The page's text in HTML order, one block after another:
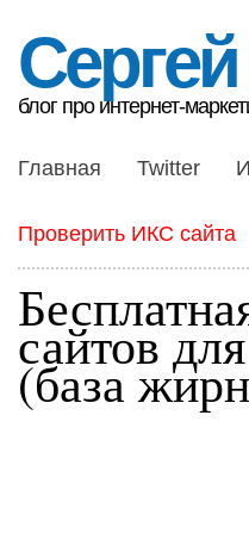
блог про интернет-
Главная Twitter
Проверить ИКС сайта
сайтов
(база